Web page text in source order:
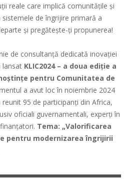
reale care implică comunitățile și
de îngrijire primară a
și pregătește-ți propunerea!
de consultanță dedicată inovației
lansat KLIC2024 – a doua ediție a
pentru Comunitatea de
a avut loc în noiembrie 2024
95 de participanți din Africa,
oficiali guvernamentali, experți în
Tema: „Valorificarea
pentru modernizarea îngrijirii